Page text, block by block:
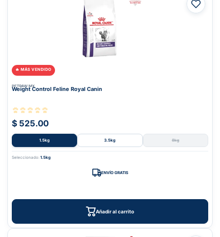
🔥 MÁS VENDIDO
PETPAW.MX
Weight Control Feline Royal Canin
$ 525.00
1.5kg 3.5kg 8kg
Seleccionado: 1.5kg
ENVÍO GRATIS
Añadir al carrito